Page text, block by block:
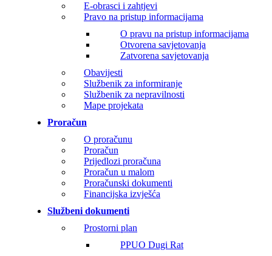
E-obrasci i zahtjevi
Pravo na pristup informacijama
O pravu na pristup informacijama
Otvorena savjetovanja
Zatvorena savjetovanja
Obavijesti
Službenik za informiranje
Službenik za nepravilnosti
Mape projekata
Proračun
O proračunu
Proračun
Prijedlozi proračuna
Proračun u malom
Proračunski dokumenti
Financijska izvješća
Službeni dokumenti
Prostorni plan
PPUO Dugi Rat